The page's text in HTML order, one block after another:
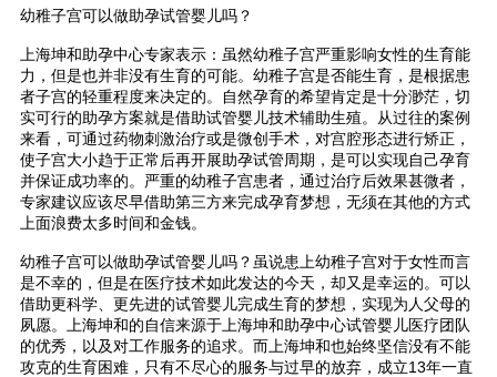
幼稚子宫可以做助孕试管婴儿吗？
上海坤和助孕中心专家表示：虽然幼稚子宫严重影响女性的生育能
力，但是也并非没有生育的可能。幼稚子宫是否能生育，是根据患
者子宫的轻重程度来决定的。自然孕育的希望肯定是十分渺茫，切
实可行的助孕方案就是借助试管婴儿技术辅助生殖。从过往的案例
来看，可通过药物刺激治疗或是微创手术，对宫腔形态进行矫正，
使子宫大小趋于正常后再开展助孕试管周期，是可以实现自己孕育
并保证成功率的。严重的幼稚子宫患者，通过治疗后效果甚微者，
专家建议应该尽早借助第三方来完成孕育梦想，无须在其他的方式
上面浪费太多时间和金钱。
幼稚子宫可以做助孕试管婴儿吗？虽说患上幼稚子宫对于女性而言
是不幸的，但是在医疗技术如此发达的今天，却又是幸运的。可以
借助更科学、更先进的试管婴儿完成生育的梦想，实现为人父母的
夙愿。上海坤和的自信来源于上海坤和助孕中心试管婴儿医疗团队
的优秀，以及对工作服务的追求。而上海坤和也始终坚信没有不能
攻克的生育困难，只有不尽心的服务与过早的放弃，成立13年一直